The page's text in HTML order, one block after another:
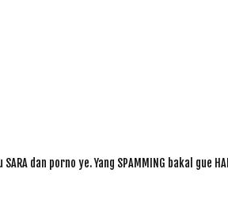
dan porno ye. Yang SPAMMING bakal gue